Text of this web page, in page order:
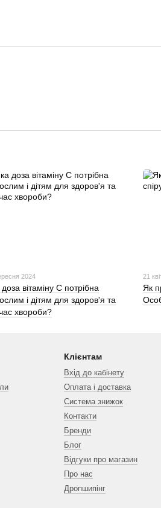
2024
вітаміну С потрібна
і дітям для здоров'я та
хвороби?
21
Як
Клієнтам
Вхід до кабінету
Оплата і доставка
Система знижок
Контакти
Бренди
Блог
Відгуки про магазин
Про нас
Дропшипінг